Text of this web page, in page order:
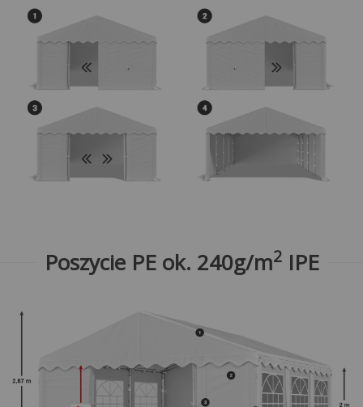
Poszycie PE ok. 240g/m2IPE